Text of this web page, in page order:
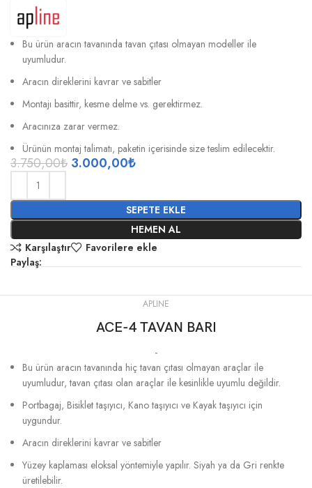
Bu ürün aracın tavanında tavan çıtası olmayan modeller ile
uyumludur.
Aracın direklerini kavrar ve sabitler
Montajı basittir, kesme delme vs. gerektirmez.
Aracınıza zarar vermez.
Ürünün montaj talimatı, paketin içerisinde size teslim edilecektir.
3.750,00₺ 3.000,00₺
SEPETE EKLE
HEMEN AL
Karşılaştır
Favorilere ekle
Paylaş:
APLINE
ACE-4 TAVAN BARI
-
Bu ürün aracın tavanında hiç tavan çıtası olmayan araçlar ile
uyumludur, tavan çıtası olan araçlar ile kesinlikle uyumlu değildir.
Portbagaj, Bisiklet taşıyıcı, Kano taşıyıcı ve Kayak taşıyıcı için
uygundur.
Aracın direklerini kavrar ve sabitler
Yüzey kaplaması eloksal yöntemiyle yapılır. Siyah ya da Gri renkte
üretilebilir.